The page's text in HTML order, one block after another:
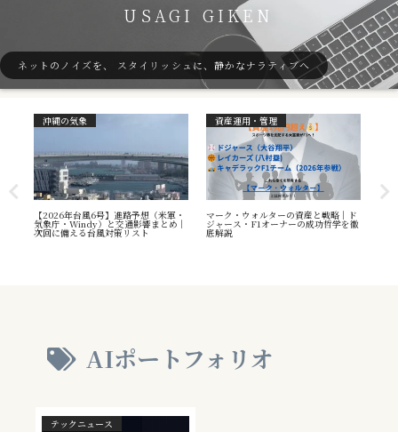
USAGI GIKEN
ネットのノイズを、 スタイリッシュに、静かなナラティブへ
沖縄の気象
【2026年台風6号】進路予想（米軍・
気象庁・Windy）と交通影響まとめ｜
次回に備える台風対策リスト
資産運用・管理
マーク・ウォルターの資産と戦略｜ド
ジャース・F1オーナーの成功哲学を徹
底解説
AIポートフォリオ
テックニュース